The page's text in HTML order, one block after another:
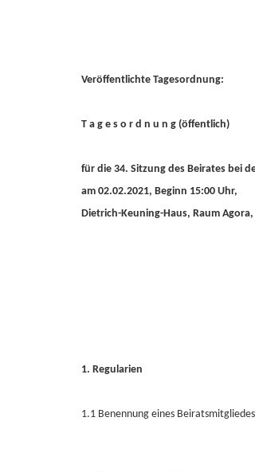
Veröffentlichte Tagesordnung:
T a g e s o r d n u n g (öffentlich)
für die 34. Sitzung des Beirates bei
am 02.02.2021, Beginn 15:00 Uhr,
Dietrich-Keuning-Haus, Raum
1. Regularien
1.1 Benennung eines